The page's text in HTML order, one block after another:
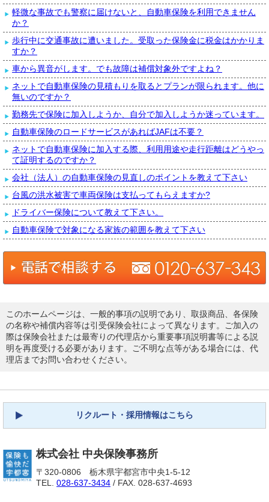
軽微な事故でも警察に届けないと、自動車保険を利用できません
か？
歩行中に交通事故に遭いました。受取った保険金に税金はかかりま
すか？
車から異音がします。でも故障は補償対象外ですよね？
ネットで自動車保険の見積もりを取るとプランが限られます。他に
無いのですか？
勤務先で保険に加入しようか、自分で加入しようか迷っています。
自動車保険のロードサービスがあればJAFは不要？
ネットで自動車保険に加入する際、利用用途や走行距離はどうやっ
て証明するのですか？
会社（法人）の自動車保険の見直しのポイントを教えて下さい
台風の洪水被害で車両保険は支払ってもらえますか?
ドライバー保険について教えて下さい。
自動車保険で対象になる家族の範囲を教えて下さい
このホームページは、一般的事項の説明であり、取扱商品、各保険
の名称や補償内容等は引受保険会社によって異なります。ご加入の
際は保険会社または最寄りの代理店から重要事項説明書等による説
明を再度受ける必要があります。ご不明な点等がある場合には、代
理店までお問い合わせください。
リクルート・採用情報はこちら
株式会社 中央保険事務所
〒320-0806 栃木県宇都宮市中央1-5-12
TEL. 028-637-3434 / FAX. 028-637-4693